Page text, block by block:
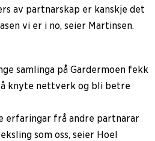
av partnarskap er kanskje det
vi er i no, seier Martinsen.
samlinga på Gardermoen fekk
knyte nettverk og bli betre
erfaringar frå andre partnarar
som oss, seier Hoel